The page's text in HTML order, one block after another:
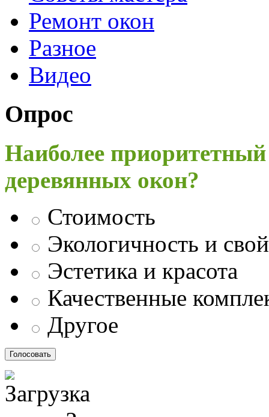
Ремонт окон
Разное
Видео
Опрос
Наиболее
деревянных окон?
Стоимость
Экологичность и
Эстетика и красота
Качественные
Другое